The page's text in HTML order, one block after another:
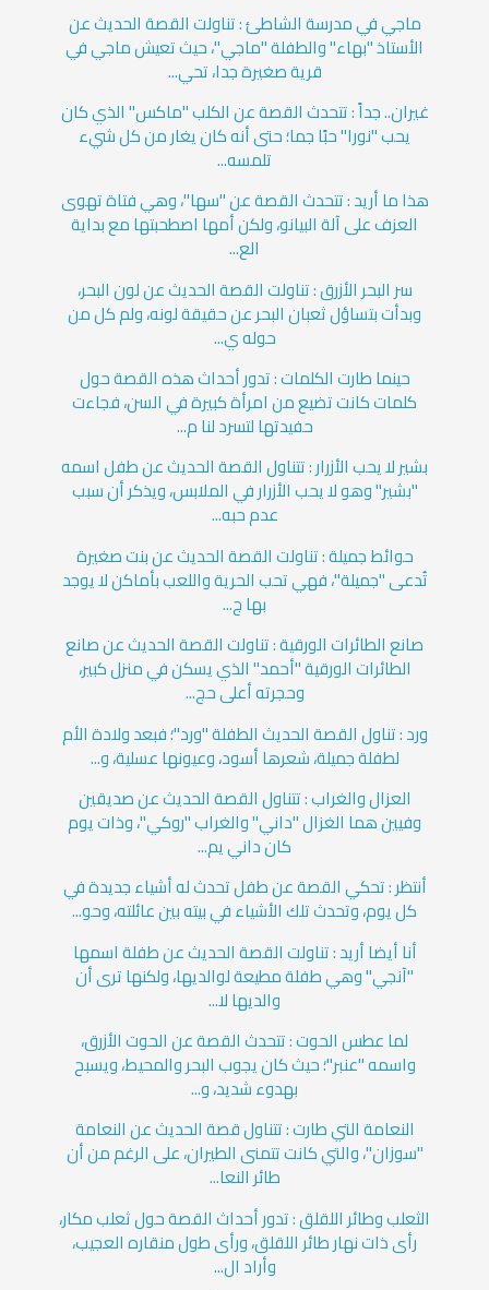
ماجي في مدرسة الشاطئ : تناولت القصة الحديث عن
الأستاذ "بهاء" والطفلة "ماجي"، حيث تعيش ماجي في
قرية صغيرة جدا، تحي...
غيران.. جداً : تتحدث القصة عن الكلب "ماكس" الذي كان
يحب "نورا" حبًا جما؛ حتى أنه كان يغار من كل شيء
تلمسه...
هذا ما أريد : تتحدث القصة عن "سها"، وهي فتاة تهوى
العزف على آلة البيانو، ولكن أمها اصطحبتها مع بداية
الع...
سر البحر الأزرق : تناولت القصة الحديث عن لون البحر،
وبدأت بتساؤل ثعبان البحر عن حقيقة لونه، ولم كل من
حوله ي...
حينما طارت الكلمات : تدور أحداث هذه القصة حول
كلمات كانت تضيع من امرأة كبيرة في السن، فجاءت
حفيدتها لتسرد لنا م...
بشير لا يحب الأزرار : تتناول القصة الحديث عن طفل اسمه
"بشير" وهو لا يحب الأزرار في الملابس، ويذكر أن سبب
عدم حبه...
حوائط جميلة : تناولت القصة الحديث عن بنت صغيرة
تُدعى "جميلة"، فهي تحب الحرية واللعب بأماكن لا يوجد
بها ج...
صانع الطائرات الورقية : تناولت القصة الحديث عن صانع
الطائرات الورقية "أحمد" الذي يسكن في منزل كبير،
وحجرته أعلى حج...
ورد : تناول القصة الحديث الطفلة "ورد"؛ فبعد ولادة الأم
لطفلة جميلة، شعرها أسود، وعيونها عسلية، و...
العزال والغراب : تتناول القصة الحديث عن صديقين
وفيين هما الغزال "داني" والغراب "روكي"، وذات يوم
كان داني يم...
أنتظر : تحكي القصة عن طفل تحدث له أشياء جديدة في
كل يوم، وتحدث تلك الأشياء في بيته بين عائلته، وحو...
أنا أيضا أريد : تناولت القصة الحديث عن طفلة اسمها
"آنجي" وهي طفلة مطيعة لوالديها، ولكنها ترى أن
والديها لا...
لما عطس الحوت : تتحدث القصة عن الحوت الأزرق،
واسمه "عنبر"؛ حيث كان يجوب البحر والمحيط، ويسبح
بهدوء شديد، و...
النعامة التي طارت : تتناول قصة الحديث عن النعامة
"سوزان"، والتي كانت تتمنى الطيران، على الرغم من أن
طائر النعا...
الثعلب وطائر اللقلق : تدور أحداث القصة حول ثعلب مكار،
رأى ذات نهار طائر اللقلق، ورأى طول منقاره العجيب،
وأراد ال...